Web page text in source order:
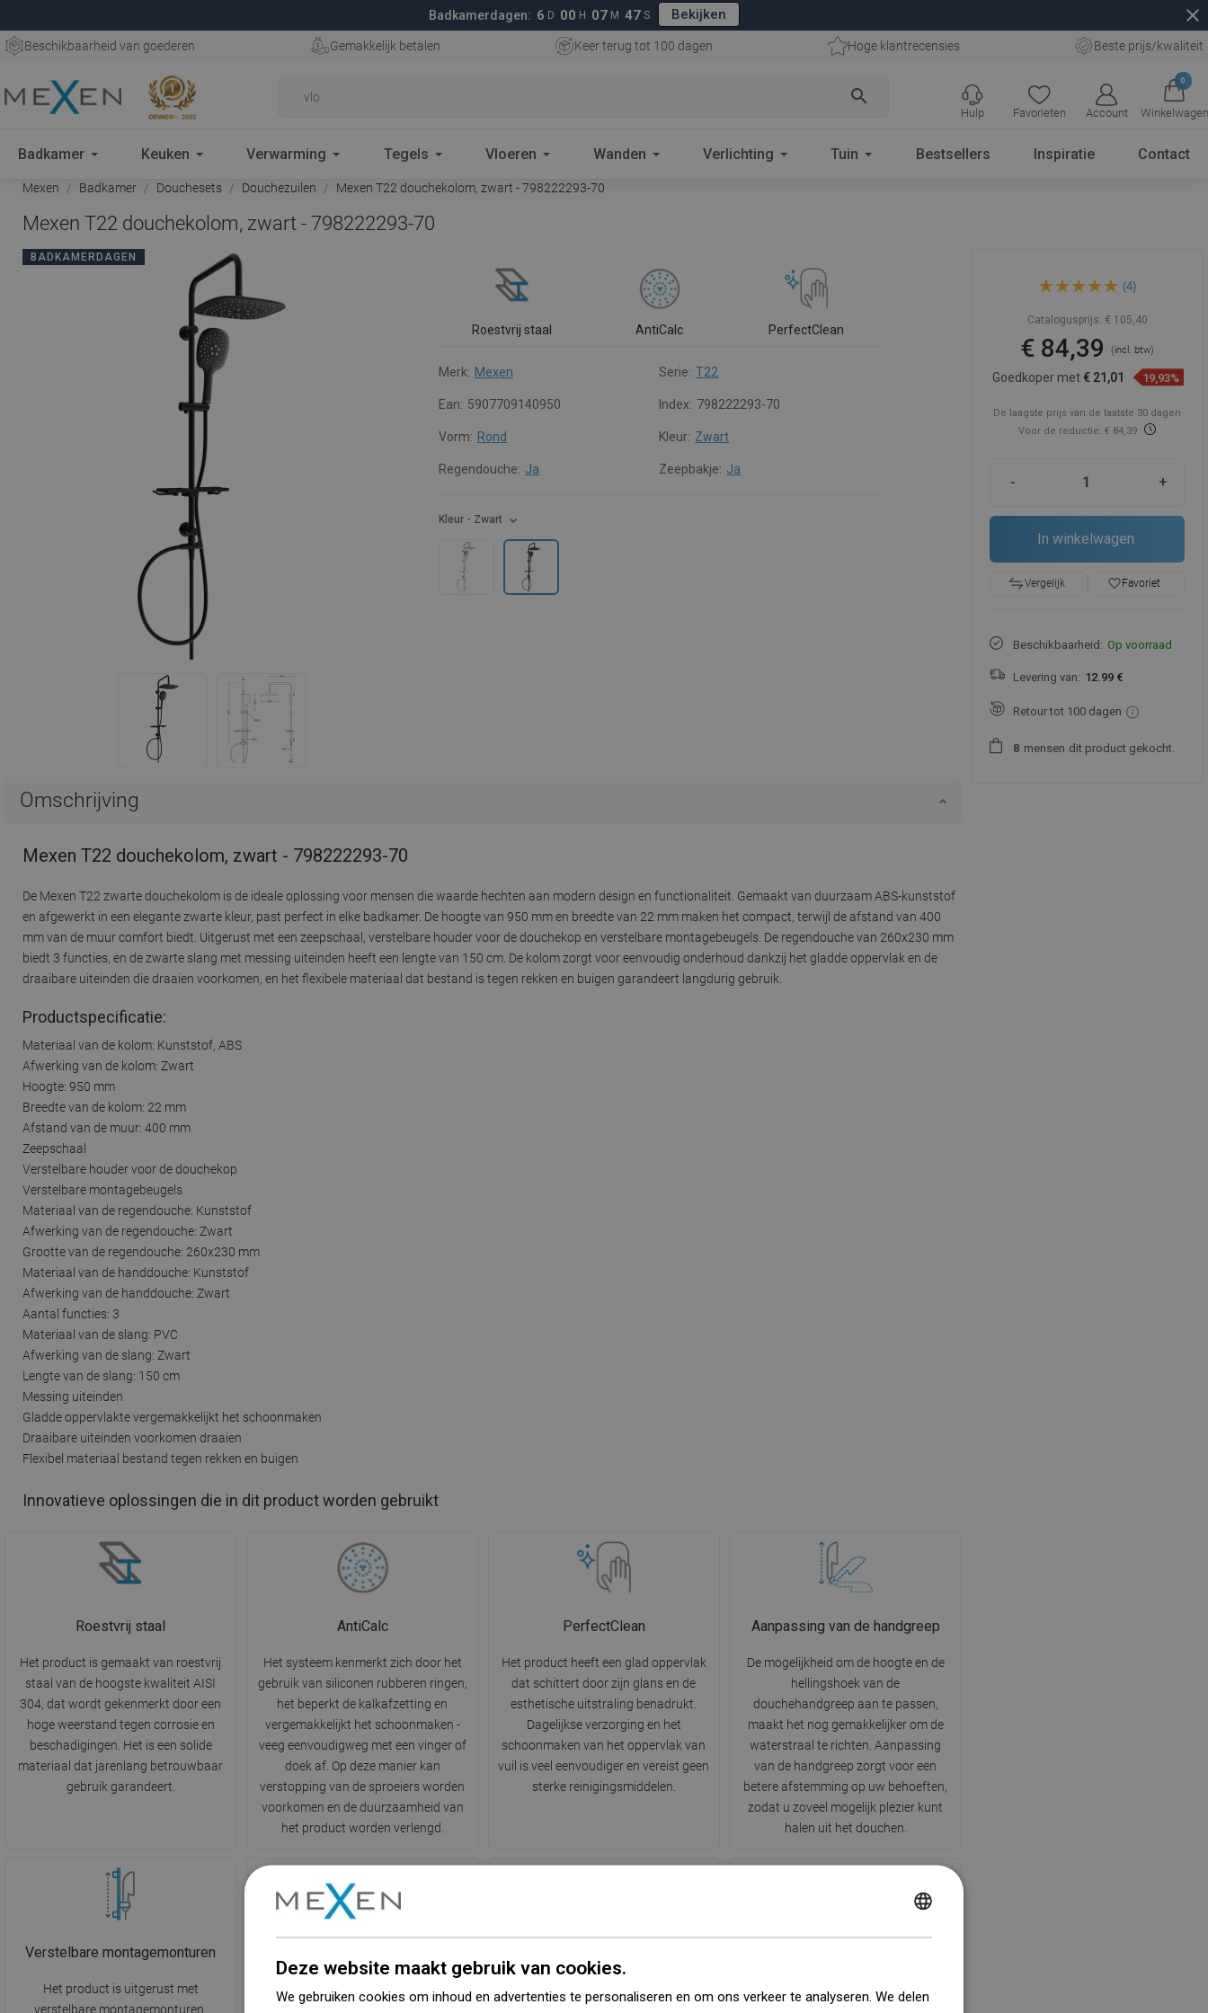
Badkamerdagen: 6 D 00 H 07 M 46 S Bekijken close
Beschikbaarheid van goederen Gemakkelijk betalen Keer terug tot 100 dagen Hoge klantrecensies Beste prijs/kwaliteit
search
Favorieten Account
0
Winkelwagen
Hulp
Badkamer Keuken Verwarming Tegels Vloeren Wanden Verlichting Tuin Bestsellers Inspiratie Contact
Mexen Badkamer Douchesets Douchezuilen Mexen T22 douchekolom, zwart - 798222293-70
Mexen T22 douchekolom, zwart - 798222293-70
BADKAMERDAGEN
Roestvrij staal AntiCalc PerfectClean
Merk: Mexen Serie: T22
Ean: 5907709140950 Index: 798222293-70
Vorm: Rond Kleur: Zwart
Regendouche: Ja Zeepbakje: Ja
Kleur - Zwart
Omschrijving
Mexen T22 douchekolom, zwart - 798222293-70
De Mexen T22 zwarte douchekolom is de ideale oplossing voor mensen die waarde hechten aan modern design en functionaliteit. Gemaakt van duurzaam ABS-kunststof
en afgewerkt in een elegante zwarte kleur, past perfect in elke badkamer. De hoogte van 950 mm en breedte van 22 mm maken het compact, terwijl de afstand van 400
mm van de muur comfort biedt. Uitgerust met een zeepschaal, verstelbare houder voor de douchekop en verstelbare montagebeugels. De regendouche van 260x230 mm
biedt 3 functies, en de zwarte slang met messing uiteinden heeft een lengte van 150 cm. De kolom zorgt voor eenvoudig onderhoud dankzij het gladde oppervlak en de
draaibare uiteinden die draaien voorkomen, en het flexibele materiaal dat bestand is tegen rekken en buigen garandeert langdurig gebruik.
Productspecificatie:
Materiaal van de kolom: Kunststof, ABS
Afwerking van de kolom: Zwart
Hoogte: 950 mm
Breedte van de kolom: 22 mm
Afstand van de muur: 400 mm
Zeepschaal
Verstelbare houder voor de douchekop
Verstelbare montagebeugels
Materiaal van de regendouche: Kunststof
Afwerking van de regendouche: Zwart
Grootte van de regendouche: 260x230 mm
Materiaal van de handdouche: Kunststof
Afwerking van de handdouche: Zwart
Aantal functies: 3
Materiaal van de slang: PVC
Afwerking van de slang: Zwart
Lengte van de slang: 150 cm
Messing uiteinden
Gladde oppervlakte vergemakkelijkt het schoonmaken
Draaibare uiteinden voorkomen draaien
Flexibel materiaal bestand tegen rekken en buigen
Innovatieve oplossingen die in dit product worden gebruikt
Roestvrij staal
Het product is gemaakt van roestvrij
staal van de hoogste kwaliteit AISI
304, dat wordt gekenmerkt door een
hoge weerstand tegen corrosie en
beschadigingen. Het is een solide
materiaal dat jarenlang betrouwbaar
gebruik garandeert.
AntiCalc
Het systeem kenmerkt zich door het
gebruik van siliconen rubberen ringen,
het beperkt de kalkafzetting en
vergemakkelijkt het schoonmaken -
veeg eenvoudigweg met een vinger of
doek af. Op deze manier kan
verstopping van de sproeiers worden
voorkomen en de duurzaamheid van
het product worden verlengd.
PerfectClean
Het product heeft een glad oppervlak
dat schittert door zijn glans en de
esthetische uitstraling benadrukt.
Dagelijkse verzorging en het
schoonmaken van het oppervlak van
vuil is veel eenvoudiger en vereist geen
sterke reinigingsmiddelen.
Aanpassing van de handgreep
De mogelijkheid om de hoogte en de
hellingshoek van de
douchehandgreep aan te passen,
maakt het nog gemakkelijker om de
waterstraal te richten. Aanpassing
van de handgreep zorgt voor een
betere afstemming op uw behoeften,
zodat u zoveel mogelijk plezier kunt
halen uit het douchen.
Verstelbare montagemonturen
Het product is uitgerust met
verstelbare montagemonturen.
De douchekop heeft drie soorten
Standaard waterstraal die natuurlijke
Een sterke waterstraal die het lichaam
Mexen T22 douchekolom,
zwart - 798222293-70
(4)
Catalogusprijs: € 105,40
€ 84,39(incl. btw)
Goedkoper met € 21,01 19,93%
De laagste prijs van de laatste 30 dagen
Voor de reductie: € 84,39
- +
In winkelwagen
Vergelijk favorite_borderFavoriet
Beschikbaarheid: Op voorraad
Levering van: 12.99 €
Retour tot 100 dagen
8 mensen dit product gekocht.
Deze website maakt gebruik van cookies.
We gebruiken cookies om inhoud en advertenties te personaliseren en om ons verkeer te analyseren. We delen